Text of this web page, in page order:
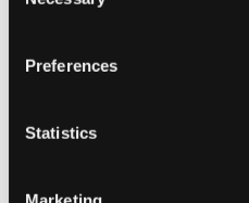
Collect information
meters
Identify your device
Preferences
Statistics
verbesserte
Technologien so